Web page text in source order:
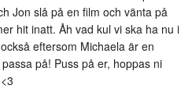
Jon slå på en film och vänta på
hit inatt. Åh vad kul vi ska ha nu i
eftersom Michaela är en
på! Puss på er, hoppas ni